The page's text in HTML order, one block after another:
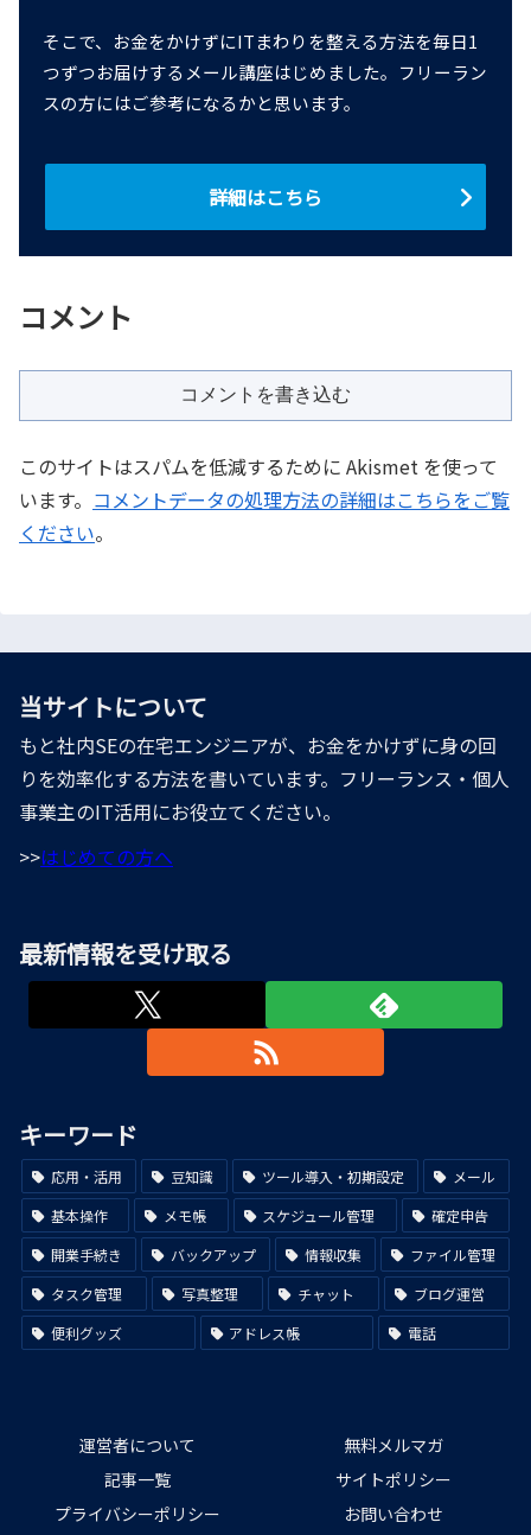
そこで、お金をかけずにITまわりを整える方法を毎日1
つずつお届けするメール講座はじめました。フリーラン
スの方にはご参考になるかと思います。
詳細はこちら
コメント
コメントを書き込む
このサイトはスパムを低減するために Akismet を使って
います。 コメントデータの処理方法の詳細はこちらをご覧
ください。
当サイトについて
もと社内SEの在宅エンジニアが、お金をかけずに身の回
りを効率化する方法を書いています。フリーランス・個人
事業主のIT活用にお役立てください。
>>はじめての方へ
最新情報を受け取る
キーワード
応用・活用 豆知識 ツール導入・初期設定
メール
基本操作
メモ帳 スケジュール管理
確定申告
開業手続き
バックアップ 情報収集
ファイル管理
タスク管理
写真整理 チャット
ブログ運営
便利グッズ
アドレス帳 電話
運営者について
無料メルマガ
記事一覧
サイトポリシー
プライバシーポリシー
お問い合わせ